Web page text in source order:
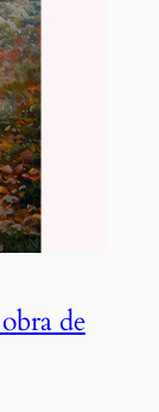
de